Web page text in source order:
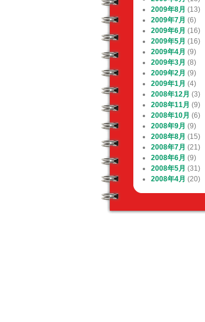
2009年8月 (13)
2009年7月 (6)
2009年6月 (16)
2009年5月 (16)
2009年4月 (9)
2009年3月 (8)
2009年2月 (9)
2009年1月 (4)
2008年12月 (3)
2008年11月 (9)
2008年10月 (6)
2008年9月 (9)
2008年8月 (15)
2008年7月 (21)
2008年6月 (9)
2008年5月 (31)
2008年4月 (20)